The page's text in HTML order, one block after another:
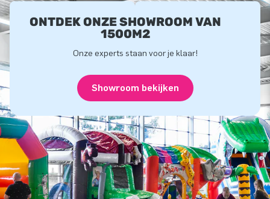
ONTDEK ONZE SHOWROOM VAN
1500M2
Onze experts staan voor je klaar!
Showroom bekijken